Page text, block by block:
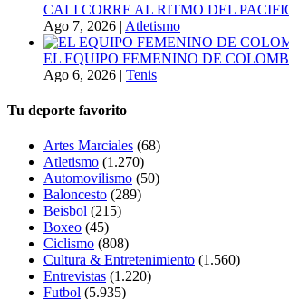
CALI CORRE AL RITMO DEL
Ago 7, 2026 | Atletismo
EL EQUIPO FEMENINO DE
Ago 6, 2026 | Tenis
Tu deporte favorito
Artes Marciales (68)
Atletismo (1.270)
Automovilismo (50)
Baloncesto (289)
Beisbol (215)
Boxeo (45)
Ciclismo (808)
Cultura & Entretenimiento (1.560)
Entrevistas (1.220)
Futbol (5.935)